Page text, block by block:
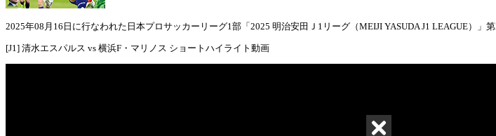
2025年08月16日に行なわれた日本プロサッカーリーグ1部「2025 明治安田Ｊ1リーグ（MEIJI YASUDA J1 LEAGUE）」
[J1] 清水エスパルス vs 横浜F・マリノス ショートハイライト動画